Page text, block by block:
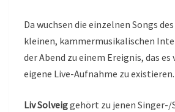
Da wuchsen die einzelnen Songs
kleinen, kammermusikalischen
der Abend zu einem Ereignis, das
eigene Live-Aufnahme zu existieren.
Liv Solveiggehört zu jenen